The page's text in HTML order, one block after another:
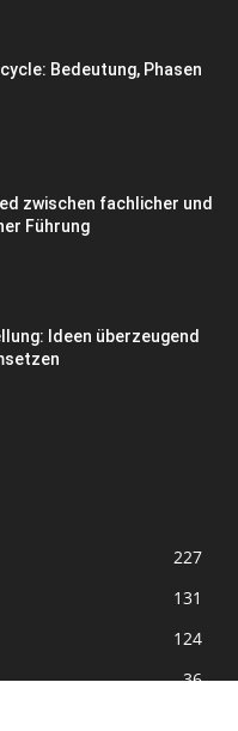
Bedeutung, Phasen
zwischen fachlicher und
Führung
Ideen überzeugend
227
131
124
36